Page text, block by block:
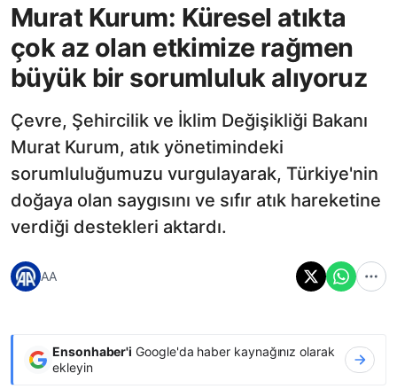
Murat Kurum: Küresel atıkta
çok az olan etkimize rağmen
büyük bir sorumluluk alıyoruz
Çevre, Şehircilik ve İklim Değişikliği Bakanı
Murat Kurum, atık yönetimindeki
sorumluluğumuzu vurgulayarak, Türkiye'nin
doğaya olan saygısını ve sıfır atık hareketine
verdiği destekleri aktardı.
AA
Ensonhaber'i Google'da haber kaynağınız olarak
ekleyin